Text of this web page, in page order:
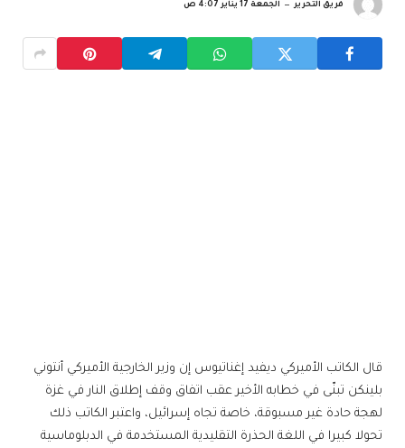
فريق التحرير الجمعة 17 يناير 4:07 ص
قال الكاتب الأميركي ديفيد إغناتيوس إن وزير الخارجية الأميركي أنتوني
بلينكن تبنّى في خطابه الأخير عقب اتفاق وقف إطلاق النار في غزة
لهجة حادة غير مسبوقة، خاصة تجاه إسرائيل، واعتبر الكاتب ذلك
تحولا كبيرا في اللغة الحذرة التقليدية المستخدمة في الدبلوماسية